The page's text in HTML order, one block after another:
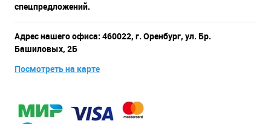
спецпредложений.
Адрес нашего офиса: 460022, г. Оренбург, ул. Бр.
Башиловых, 2Б
Посмотреть на карте